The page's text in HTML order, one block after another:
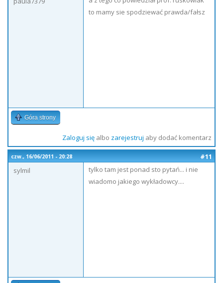
to mamy sie spodziewać prawda/fałsz
Góra strony
Zaloguj sięalbo zarejestruj aby dodać komentarz
czw., 16/06/2011 - 20:28
#11
sylmil
tylko tam jest ponad sto pytań... i nie
wiadomo jakiego wykładowcy....